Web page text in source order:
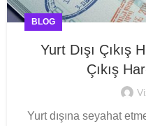
BLOG
Yurt Dışı Çıkış
Çıkış
Yurt dışına seyahat